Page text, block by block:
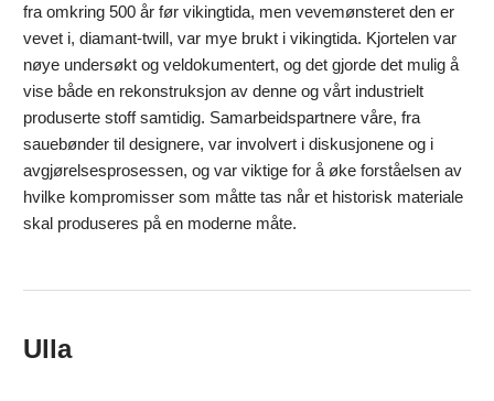
fra omkring 500 år før vikingtida, men vevemønsteret den er
vevet i, diamant-twill, var mye brukt i vikingtida. Kjortelen var
nøye undersøkt og veldokumentert, og det gjorde det mulig å
vise både en rekonstruksjon av denne og vårt industrielt
produserte stoff samtidig. Samarbeidspartnere våre, fra
sauebønder til designere, var involvert i diskusjonene og i
avgjørelsesprosessen, og var viktige for å øke forståelsen av
hvilke kompromisser som måtte tas når et historisk materiale
skal produseres på en moderne måte.
Ulla